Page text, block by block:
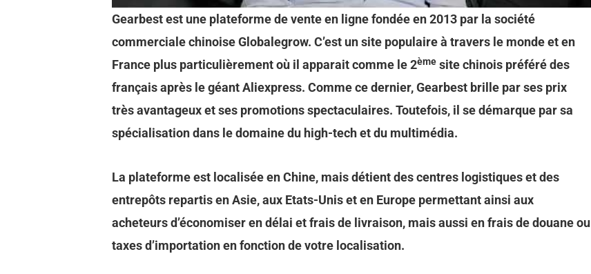
Gearbest est une plateforme de vente en ligne fondée en 2013 par la société
commerciale chinoise Globalegrow. C’est un site populaire à travers le monde et en
France plus particulièrement où il apparait comme le 2ème site chinois préféré des
français après le géant Aliexpress. Comme ce dernier, Gearbest brille par ses prix
très avantageux et ses promotions spectaculaires. Toutefois, il se démarque par sa
spécialisation dans le domaine du high-tech et du multimédia.
La plateforme est localisée en Chine, mais détient des centres logistiques et des
entrepôts repartis en Asie, aux Etats-Unis et en Europe permettant ainsi aux
acheteurs d’économiser en délai et frais de livraison, mais aussi en frais de douane ou
taxes d’importation en fonction de votre localisation.